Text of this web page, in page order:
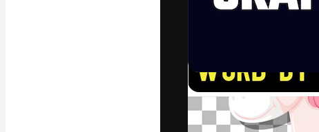
Copyright © 2010-